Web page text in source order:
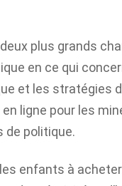
plus grands
en ce qui
et les stratégies
en ligne pour les
de politique.
enfants à